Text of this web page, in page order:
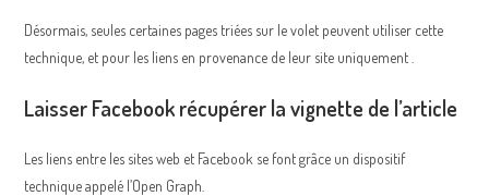
Désormais, seules certaines pages triées sur le volet peuvent utiliser cette
technique, et pour les liens en provenance de leur site uniquement .
Laisser Facebook récupérer la vignette de l’article
Les liens entre les sites web et Facebook se font grâce un dispositif
technique appelé l’Open Graph.